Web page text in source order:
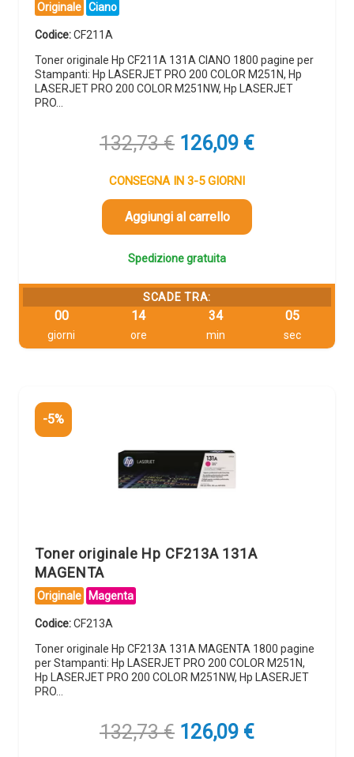
Originale Ciano
Codice:CF211A
Toner originale Hp CF211A 131A CIANO 1800 pagine per
Stampanti: Hp LASERJET PRO 200 COLOR M251N, Hp
LASERJET PRO 200 COLOR M251NW, Hp LASERJET
PRO…
132,73€ Il
originale
era:
132,73 €.
126,09 €Il
CONSEGNA IN 3-5 GIORNI
Aggiungi al carrello
Spedizione gratuita
SCADE TRA:
00
giorni
14
ore
34
min
04
sec
-5%
Toner originale Hp CF213A 131A
MAGENTA
Originale Magenta
Codice:CF213A
Toner originale Hp CF213A 131A MAGENTA 1800 pagine
per Stampanti: Hp LASERJET PRO 200 COLOR M251N,
Hp LASERJET PRO 200 COLOR M251NW, Hp LASERJET
PRO…
132,73€ Il
126,09 €Il